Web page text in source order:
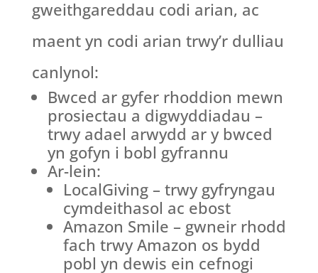
gweithgareddau codi arian, ac
maent yn codi arian trwy’r dulliau
canlynol:
Bwced ar gyfer rhoddion mewn
prosiectau a digwyddiadau –
trwy adael arwydd ar y bwced
yn gofyn i bobl gyfrannu
Ar-lein:
LocalGiving – trwy gyfryngau
cymdeithasol ac ebost
Amazon Smile – gwneir rhodd
fach trwy Amazon os bydd
pobl yn dewis ein cefnogi